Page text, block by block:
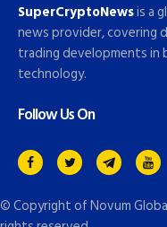
SuperCryptoNewsis a
news provider, covering
trading developments in
technology.
Follow Us On
© Copyright ofNovum